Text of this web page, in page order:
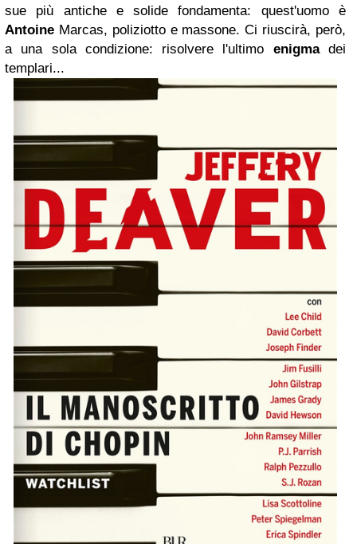
sue più antiche e solide fondamenta: quest'uomo è
Antoine Marcas, poliziotto e massone. Ci riuscirà, però,
a una sola condizione: risolvere l'ultimo enigmadei
templari...